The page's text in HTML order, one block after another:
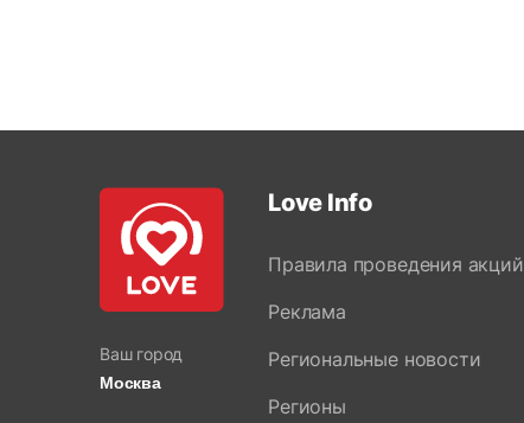
Ваш город
Москва
Love Info
Правила проведения акций
Реклама
Региональные новости
Регионы